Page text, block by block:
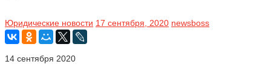
Юридические новости 17 сентября, 2020 newsboss
14 сентября 2020